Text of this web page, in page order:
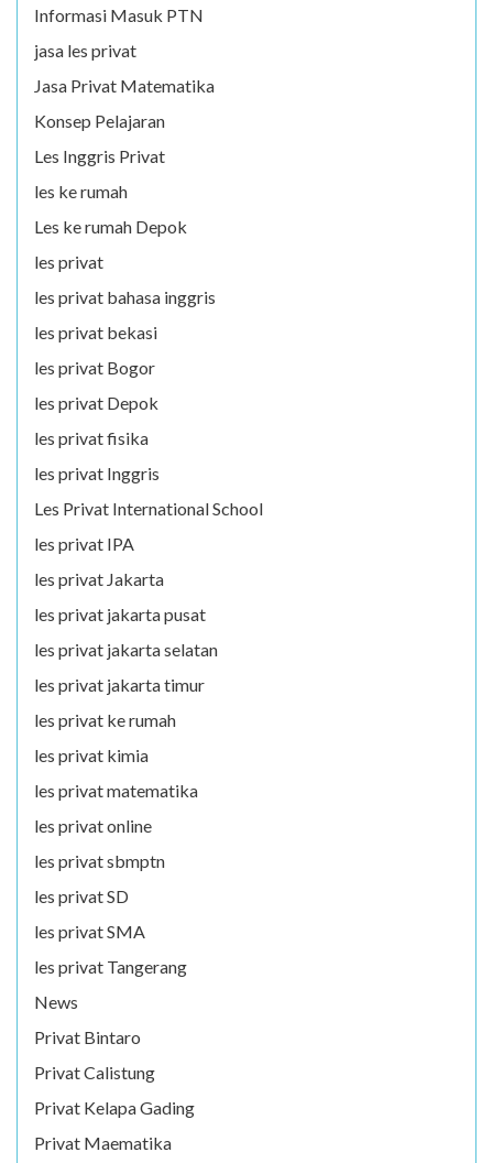
Informasi Masuk PTN
jasa les privat
Jasa Privat Matematika
Konsep Pelajaran
Les Inggris Privat
les ke rumah
Les ke rumah Depok
les privat
les privat bahasa inggris
les privat bekasi
les privat Bogor
les privat Depok
les privat fisika
les privat Inggris
Les Privat International School
les privat IPA
les privat Jakarta
les privat jakarta pusat
les privat jakarta selatan
les privat jakarta timur
les privat ke rumah
les privat kimia
les privat matematika
les privat online
les privat sbmptn
les privat SD
les privat SMA
les privat Tangerang
News
Privat Bintaro
Privat Calistung
Privat Kelapa Gading
Privat Maematika